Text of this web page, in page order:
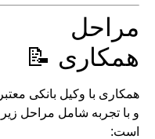
مراحل
همکاری 📝
همکاری با وکیل بانکی معتبر
و با تجربه شامل مراحل زیر
است: